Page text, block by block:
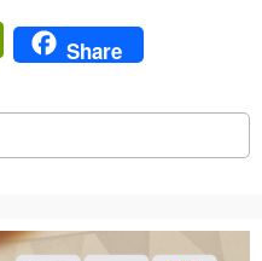
PrintFriendly
Share